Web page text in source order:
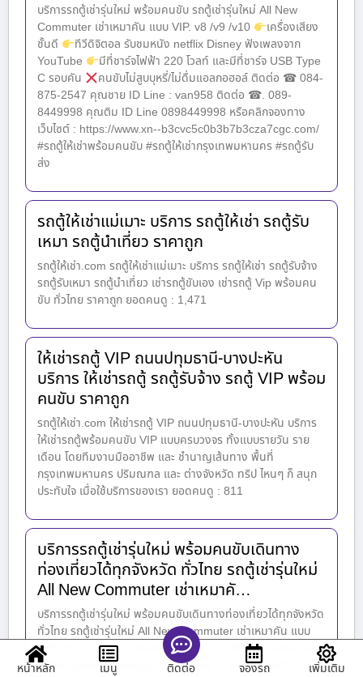
บริการรถตู้เช่ารุ่นใหม่ พร้อมคนขับ รถตู้เช่ารุ่นใหม่ All New
Commuter เช่าเหมาคัน แบบ VIP. v8 /v9 /v10
เครื่องเสียง
ชั้นดี
ทีวีดิจิตอล รับชมหนัง netflix Disney ฟังเพลงจาก
YouTube
มีที่ชาร์จไฟฟ้า 220 โวลท์ และมีที่ชาร์จ USB Type
C รอบคัน
คนขับไม่สูบบุหรี่/ไม่ดื่มแอลกอฮอล์ ติดต่อ ☎ 084-
875-2547 คุณชาย ID Line : van958 ติดต่อ ☎. 089-
8449998 คุณติม ID Line 0898449998 หรือคลิกจองทาง
เว็บไซต์ : https://www.xn--b3cvc5c0b3b7b3cza7cgc.com/
#รถตู้ให้เช่าพร้อมคนขับ #รถตู้ให้เช่ากรุงเทพมหานคร #รถตู้รับ
ส่ง
รถตู้ให้เช่าแม่เมาะ บริการ รถตู้ให้เช่า รถตู้รับ
เหมา รถตู้นำเที่ยว ราคาถูก
รถตู้ให้เช่า.com รถตู้ให้เช่าแม่เมาะ บริการ รถตู้ให้เช่า รถตู้รับจ้าง
รถตู้รับเหมา รถตู้นำเที่ยว เช่ารถตู้ขับเอง เช่ารถตู้ Vip พร้อมคน
ขับ ทั่วไทย ราคาถูก ยอดคนดู : 1,471
ให้เช่ารถตู้ VIP ถนนปทุมธานี-บางปะหัน
บริการ ให้เช่ารถตู้ รถตู้รับจ้าง รถตู้ VIP พร้อม
คนขับ ราคาถูก
รถตู้ให้เช่า.com ให้เช่ารถตู้ VIP ถนนปทุมธานี-บางปะหัน บริการ
ให้เช่ารถตู้พร้อมคนขับ VIP แบบครบวงจร ทั้งแบบรายวัน ราย
เดือน โดยทีมงานมืออาชีพ และ ชำนาญเส้นทาง พื้นที่
กรุงเทพมหานคร ปริมณฑล และ ต่างจังหวัด ทริป ไหนๆ ก็ สนุก
ประทับใจ เมื่อใช้บริการของเรา ยอดคนดู : 811
บริการรถตู้เช่ารุ่นใหม่ พร้อมคนขับเดินทาง
ท่องเที่ยวได้ทุกจังหวัด ทั่วไทย รถตู้เช่ารุ่นใหม่
All New Commuter เช่าเหมาคั…
บริการรถตู้เช่ารุ่นใหม่ พร้อมคนขับเดินทางท่องเที่ยวได้ทุกจังหวัด
ทั่วไทย รถตู้เช่ารุ่นใหม่ All New Commuter เช่าเหมาคัน แบบ
VIP. v8 /v9 /v10
เครื่องเสียงชั้นดี
ทีวีดิจิตอล รับชมหนัง
netflix Disney ฟังเพลงจาก YouTube
มีที่ชาร์จไฟฟ้า 220
หน้าหลัก เมนู ติดต่อ จองรถ เพิ่มเติม